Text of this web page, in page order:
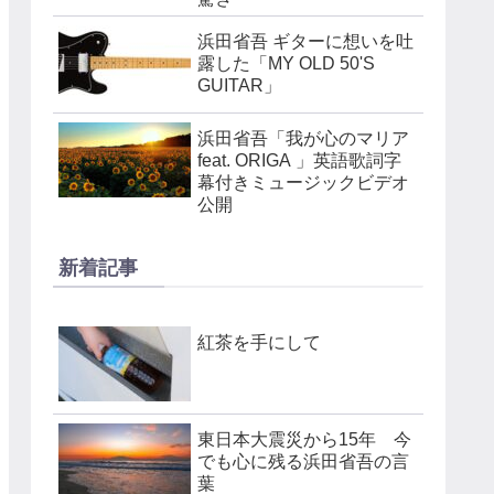
浜田省吾 ギターに想いを吐
露した「MY OLD 50'S
GUITAR」
浜田省吾「我が心のマリア
feat. ORIGA 」英語歌詞字
幕付きミュージックビデオ
公開
新着記事
紅茶を手にして
東日本大震災から15年 今
でも心に残る浜田省吾の言
葉